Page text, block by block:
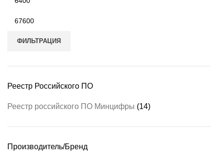
ФИЛЬТРАЦИЯ
Реестр Российского ПО
Реестр российского ПО Минцифры (14)
Производитель/Бренд